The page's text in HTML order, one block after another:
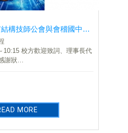
桃園市結構技師公會與會稽國中桌球隊參訪交流活動
10:15 校方歡迎致詞、理事長代
謝狀
11:50 球敘交流
12:00 大合影留念
MORE